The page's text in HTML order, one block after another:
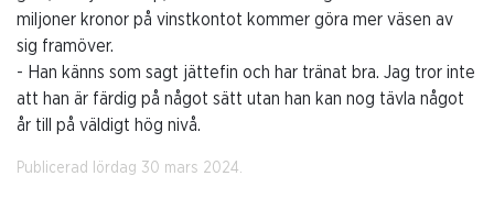
miljoner kronor på vinstkontot kommer göra mer väsen av
sig framöver.
- Han känns som sagt jättefin och har tränat bra. Jag tror inte
att han är färdig på något sätt utan han kan nog tävla något
år till på väldigt hög nivå.
Publicerad lördag 30 mars 2024.